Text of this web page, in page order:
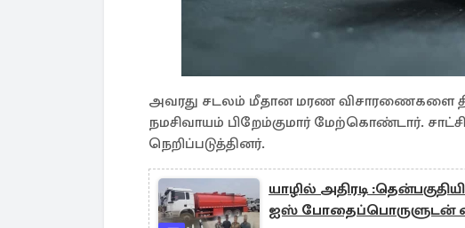
அவரது சடலம் மீதான மரண விசாரணைகளை
நமசிவாயம் பிறேம்குமார் மேற்கொண்டார்.
நெறிப்படுத்தினர்.
யாழில் அதிரடி
ஐஸ் போதைப்பொருளுடன்